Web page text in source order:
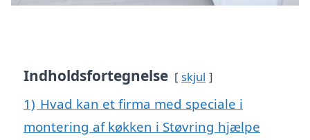
Indholdsfortegnelse skjul
1) Hvad kan et firma med speciale i
montering af køkken i Støvring hjælpe